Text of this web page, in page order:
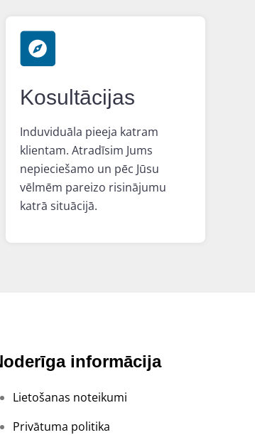
Kosultācijas
Induviduāla pieeja katram
klientam. Atradīsim Jums
nepieciešamo un pēc Jūsu
vēlmēm pareizo risinājumu
katrā situācijā.
informācija
Lietošanas noteikumi
Privātuma politika